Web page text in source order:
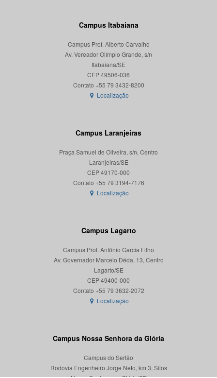
Campus Itabaiana
Campus Prof. Alberto Carvalho
Av. Vereador Olímpio Grande, s/n
Itabaiana/SE
CEP 49506-036
Localização
Campus Laranjeiras
Praça Samuel de Oliveira, s/n, Centro
Laranjeiras/SE
CEP 49170-000
Localização
Campus Lagarto
Campus Prof. Antônio Garcia Filho
Av. Governador Marcelo Déda, 13, Centro
Lagarto/SE
CEP 49400-000
Localização
Campus Nossa Senhora da Glória
Campus do Sertão
Rodovia Engenheiro Jorge Neto, km 3, Silos